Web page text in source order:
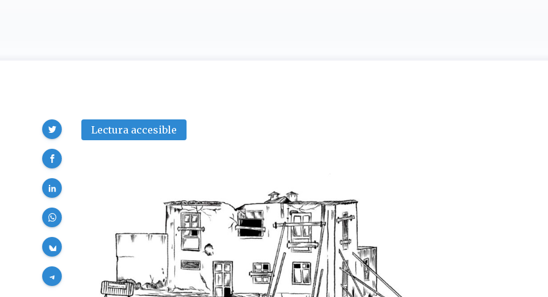
Lectura accesible
Compartir